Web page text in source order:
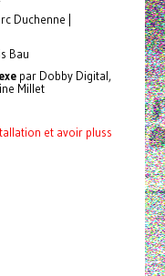
Duchenne |
Bau
par Dobby Digital,
Millet
et avoir pluss